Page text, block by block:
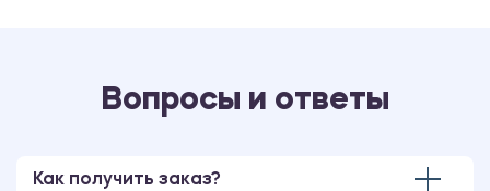
Вопросы и ответы
Как получить заказ?